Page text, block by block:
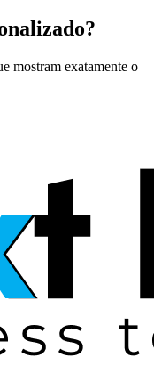
mostram exatamente o